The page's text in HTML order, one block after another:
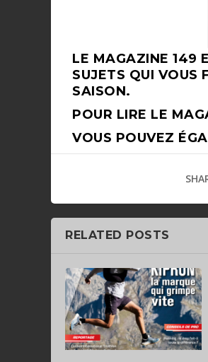
LE MAGAZINE 149
SUJETS QUI VOUS
SAISON.
POUR LIRE LE
VOUS POUVEZ
RELATED POSTS